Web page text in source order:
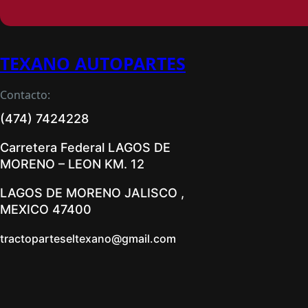
TEXANO AUTOPARTES
Contacto:
(474) 7424228
Carretera Federal LAGOS DE
MORENO – LEON KM. 12
LAGOS DE MORENO JALISCO ,
MEXICO 47400
tractoparteseltexano@gmail.com